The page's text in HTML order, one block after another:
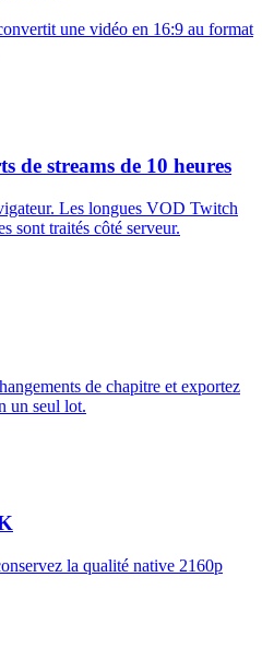
une vidéo en 16:9 au format
de streams de 10 heures
Les longues VOD Twitch
sont traités côté serveur.
de chapitre et exportez
un seul lot.
la qualité native 2160p